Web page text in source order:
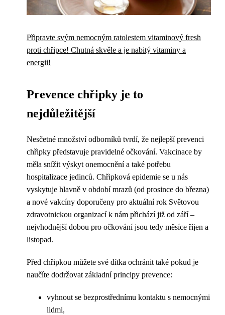
Připravte svým nemocným ratolestem vitaminový fresh
proti chřipce! Chutná skvěle a je nabitý vitaminy a
energii!
Prevence chřipky je to
nejdůležitější
Nesčetné množství odborníků tvrdí, že nejlepší prevenci
chřipky představuje pravidelné očkování. Vakcinace by
měla snížit výskyt onemocnění a také potřebu
hospitalizace jedinců. Chřipková epidemie se u nás
vyskytuje hlavně v období mrazů (od prosince do března)
a nové vakcíny doporučeny pro aktuální rok Světovou
zdravotnickou organizací k nám přichází již od září –
nejvhodnější dobou pro očkování jsou tedy měsíce říjen a
listopad.
Před chřipkou můžete své dítka ochránit také pokud je
naučíte dodržovat základní principy prevence:
vyhnout se bezprostřednímu kontaktu s nemocnými
lidmi,